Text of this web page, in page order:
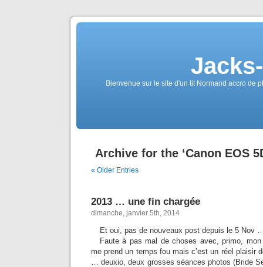
Bienvenue sur le site d'un tit Normand accro de
Archive for the ‘Canon EOS
« Older Entries
2013 … une fin chargée
dimanche, janvier 5th, 2014
Et oui, pas de nouveaux post depuis le 5 Nov
Faute à pas mal de choses avec, primo,
me prend un temps fou mais c’est un réel plaisir
… deuxio, deux grosses séances photos (Bride